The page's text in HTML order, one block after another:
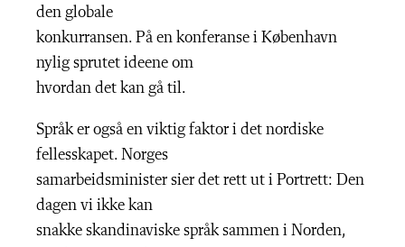
den globale
konkurransen. På en konferanse i København
nylig sprutet ideene om
hvordan det kan gå til.
Språk er også en viktig faktor i det nordiske
fellesskapet. Norges
samarbeidsminister sier det rett ut i Portrett: Den
dagen vi ikke kan
snakke skandinaviske språk sammen i Norden,